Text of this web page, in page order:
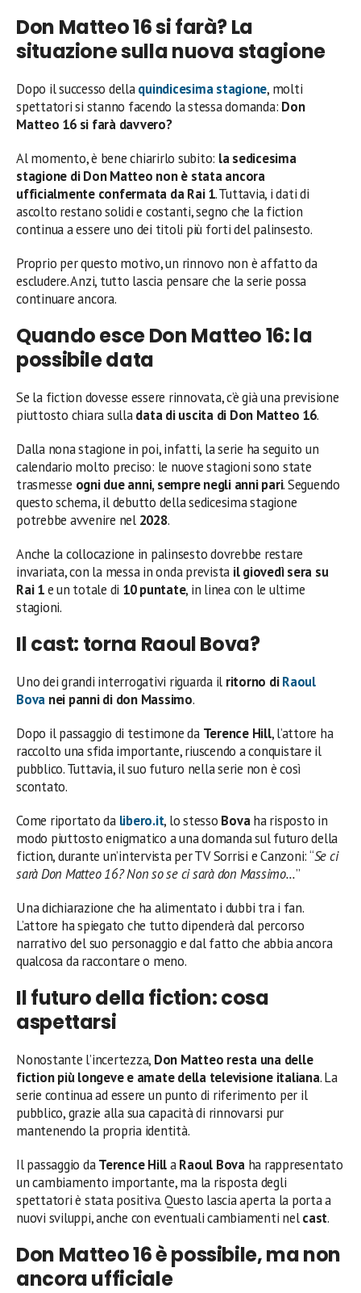
Don Matteo 16 si farà? La
situazione sulla nuova stagione
Dopo il successo dellaquindicesima stagione, molti
spettatori si stanno facendo la stessa domanda: Don
Matteo 16 si farà davvero?
Al momento, è bene chiarirlo subito: la sedicesima
stagione di Don Matteo non è stata ancora
ufficialmente confermata da Rai 1. Tuttavia, i dati di
ascolto restano solidi e costanti, segno che la fiction
continua a essere uno dei titoli più forti del palinsesto.
Proprio per questo motivo, un rinnovo non è affatto da
escludere. Anzi, tutto lascia pensare che la serie possa
continuare ancora.
Quando esce Don Matteo 16: la
possibile data
Se la fiction dovesse essere rinnovata, c’è già una previsione
piuttosto chiara sulladata di uscita di Don Matteo 16.
Dalla nona stagione in poi, infatti, la serie ha seguito un
calendario molto preciso: le nuove stagioni sono state
trasmesse ogni due anni, sempre negli anni pari. Seguendo
questo schema, il debutto della sedicesima stagione
potrebbe avvenire nel 2028.
Anche la collocazione in palinsesto dovrebbe restare
invariata, con la messa in onda prevista il giovedì sera su
Rai 1e un totale di 10 puntate, in linea con le ultime
stagioni.
Il cast: torna Raoul Bova?
Uno dei grandi interrogativi riguarda il ritorno diRaoul
Bova nei panni di don Massimo.
Dopo il passaggio di testimone da Terence Hill, l’attore ha
raccolto una sfida importante, riuscendo a conquistare il
pubblico. Tuttavia, il suo futuro nella serie non è così
scontato.
Come riportato da libero.it, lo stesso Bovaha risposto in
modo piuttosto enigmatico a una domanda sul futuro della
fiction, durante un’intervista per TV Sorrisi e Canzoni: “Se ci
sarà Don Matteo 16? Non so se ci sarà don Massimo…”
Una dichiarazione che ha alimentato i dubbi tra i fan.
L’attore ha spiegato che tutto dipenderà dal percorso
narrativo del suo personaggio e dal fatto che abbia ancora
qualcosa da raccontare o meno.
Il futuro della fiction: cosa
aspettarsi
Nonostante l’incertezza, Don Matteo resta una delle
fiction più longeve e amate della televisione italiana. La
serie continua ad essere un punto di riferimento per il
pubblico, grazie alla sua capacità di rinnovarsi pur
mantenendo la propria identità.
Il passaggio daTerence HillaRaoul Bovaha rappresentato
un cambiamento importante, ma la risposta degli
spettatori è stata positiva. Questo lascia aperta la porta a
nuovi sviluppi, anche con eventuali cambiamenti nelcast.
Don Matteo 16 è possibile, ma non
ancora ufficiale